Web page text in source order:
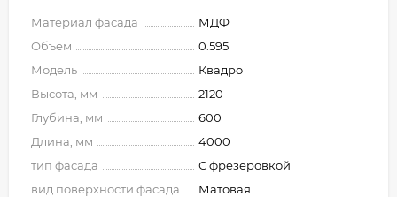
Материал фасада
МДФ
Объем
0.595
Модель
Квадро
Высота, мм
2120
Глубина, мм
600
Длина, мм
4000
тип фасада
С фрезеровкой
вид поверхности фасада
Матовая